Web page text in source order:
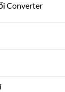
Converter